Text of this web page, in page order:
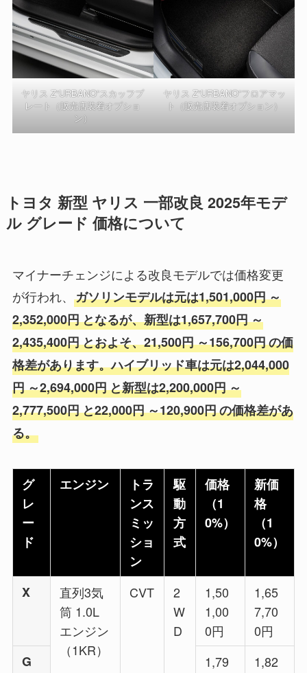
ヤリス Z“URBANO”スカッフプ
レート（販売店装着オプショ
ン）
ヤリス Z“URBANO”フロアマッ
ト（販売店装着オプション）
トヨタ 新型 ヤリス 一部改良 2025年モデ
ル グレード 価格について
マイナーチェンジによる改良モデルでは価格変更
が行われ、 ガソリンモデルは元は1,501,000円～
2,352,000円となるが、新型は1,657,700円～
2,435,400円とおよそ、21,500円～156,700円の価
格差があります。ハイブリッド車は元は2,044,000
円～2,694,000円と新型は2,200,000円～
2,777,500円と22,000円～120,900円の価格差があ
る。
グ
レ
ー
ド
エンジン
トラ
ンス
ミッ
ショ
ン
駆
動
方
式
価格
（1
0%）
新価
格
（1
0%）
X
直列3気
筒 1.0L
エンジン
（1KR）
CVT
2
W
D
1,50
1,00
0円
1,65
7,70
0円
G
1,79
1,82